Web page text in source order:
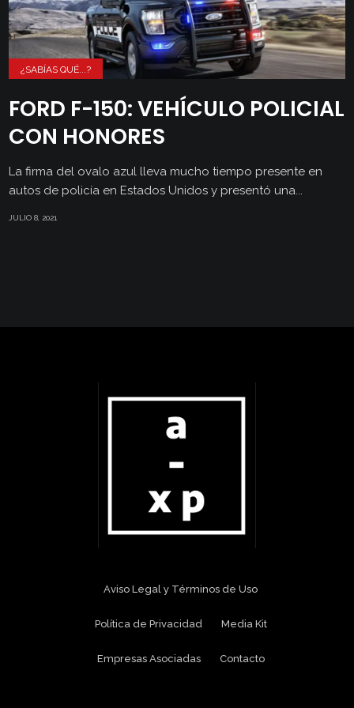
¿SABÍAS QUÉ...?
FORD F-150: VEHÍCULO POLICIAL
CON HONORES
La firma del ovalo azul lleva mucho tiempo presente en
autos de policía en Estados Unidos y presentó una...
JULIO 8, 2021
Aviso Legal y Términos de Uso
Política de Privacidad Media Kit
Empresas Asociadas Contacto